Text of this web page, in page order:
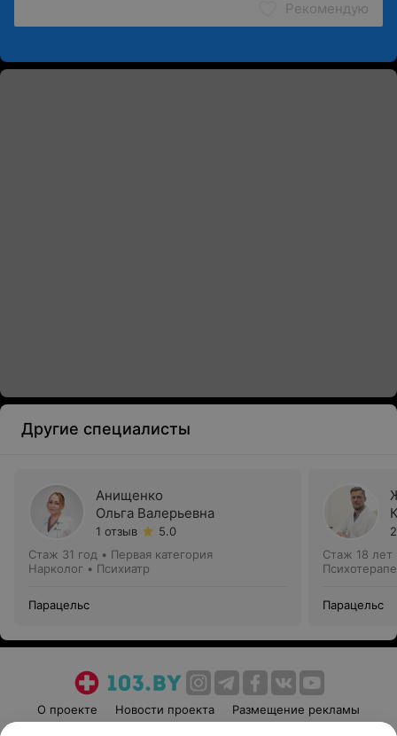
Рекомендую
Другие специалисты
Анищенко
Ольга Валерьевна
1 отзыв
5.0
Стаж 31 год • Первая категория
Нарколог • Психиатр
Парацельс
Стаж 18 лет
Парацельс
О проекте Новости проекта
Размещение рекламы